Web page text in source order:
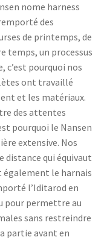
nome harness
des
de printemps, de
temps, un processus
c’est pourquoi nos
ont travaillé
et les matériaux.
des attentes
pourquoi le Nansen
extensive. Nos
distance qui équivaut
également le harnais
l’Iditarod en
pour permettre au
sans restreindre
partie avant en